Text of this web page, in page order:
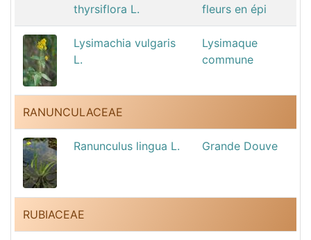
thyrsiflora L.
fleurs en épi
Lysimachia vulgaris
L.
Lysimaque
commune
RANUNCULACEAE
Ranunculus lingua L. Grande Douve
RUBIACEAE